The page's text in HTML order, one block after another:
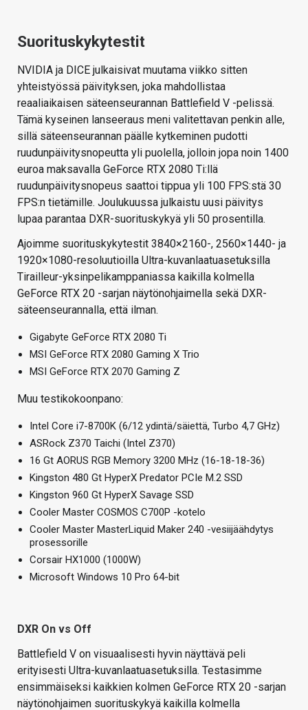
Suorituskykytestit
NVIDIA ja DICE julkaisivat muutama viikko sitten
yhteistyössä päivityksen, joka mahdollistaa
reaaliaikaisen säteenseurannan Battlefield V -pelissä.
Tämä kyseinen lanseeraus meni valitettavan penkin alle,
sillä säteenseurannan päälle kytkeminen pudotti
ruudunpäivitysnopeutta yli puolella, jolloin jopa noin 1400
euroa maksavalla GeForce RTX 2080 Ti:llä
ruudunpäivitysnopeus saattoi tippua yli 100 FPS:stä 30
FPS:n tietämille. Joulukuussa julkaistu uusi päivitys
lupaa parantaa DXR-suorituskykyä yli 50 prosentilla.
Ajoimme suorituskykytestit 3840×2160-, 2560×1440- ja
1920×1080-resoluutioilla Ultra-kuvanlaatuasetuksilla
Tirailleur-yksinpelikamppaniassa kaikilla kolmella
GeForce RTX 20 -sarjan näytönohjaimella sekä DXR-
säteenseurannalla, että ilman.
Gigabyte GeForce RTX 2080 Ti
MSI GeForce RTX 2080 Gaming X Trio
MSI GeForce RTX 2070 Gaming Z
Muu testikokoonpano:
Intel Core i7-8700K (6/12 ydintä/säiettä, Turbo 4,7 GHz)
ASRock Z370 Taichi (Intel Z370)
16 Gt AORUS RGB Memory 3200 MHz (16-18-18-36)
Kingston 480 Gt HyperX Predator PCIe M.2 SSD
Kingston 960 Gt HyperX Savage SSD
Cooler Master COSMOS C700P -kotelo
Cooler Master MasterLiquid Maker 240 -vesiijäähdytys
prosessorille
Corsair HX1000 (1000W)
Microsoft Windows 10 Pro 64-bit
DXR On vs Off
Battlefield V on visuaalisesti hyvin näyttävä peli
erityisesti Ultra-kuvanlaatuasetuksilla. Testasimme
ensimmäiseksi kaikkien kolmen GeForce RTX 20 -sarjan
näytönohjaimen suorituskykyä kaikilla kolmella